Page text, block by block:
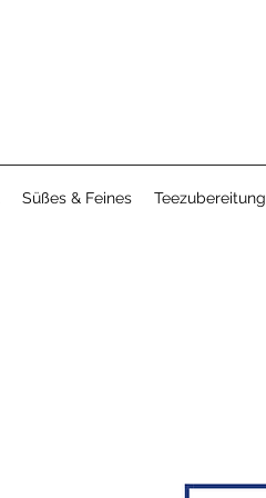
Süßes & Feines Teezubereitung